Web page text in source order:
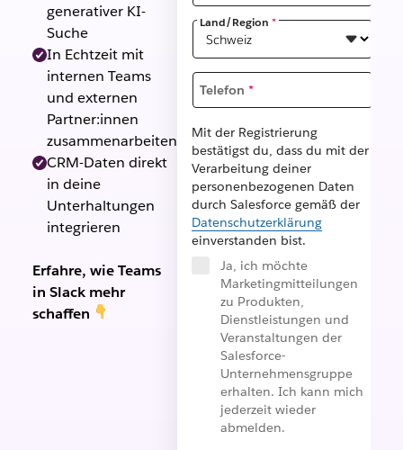
generativer KI-
Suche
In Echtzeit mit
internen Teams
und externen
Partner:innen
zusammenarbeiten
CRM-Daten direkt
in deine
Unterhaltungen
integrieren
Erfahre, wie Teams
in Slack mehr
schaffen
Land/Region *
Telefon *
Mit der Registrierung
bestätigst du, dass du mit der
Verarbeitung deiner
personenbezogenen Daten
durch Salesforce gemäß der
Datenschutzerklärung
einverstanden bist.
Ja, ich möchte
Marketingmitteilungen
zu Produkten,
Dienstleistungen und
Veranstaltungen der
Salesforce-
Unternehmensgruppe
erhalten. Ich kann mich
jederzeit wieder
abmelden.